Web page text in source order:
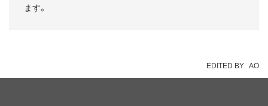
ます。
EDITED BY AO